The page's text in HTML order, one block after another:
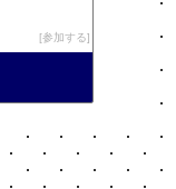
参加する